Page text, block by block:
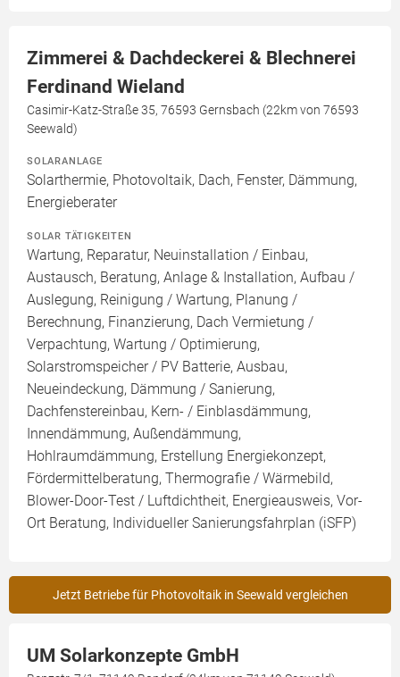
Zimmerei & Dachdeckerei & Blechnerei
Ferdinand Wieland
Casimir-Katz-Straße 35, 76593 Gernsbach (22km von 76593
Seewald)
SOLARANLAGE
Solarthermie, Photovoltaik, Dach, Fenster, Dämmung,
Energieberater
SOLAR TÄTIGKEITEN
Wartung, Reparatur, Neuinstallation / Einbau,
Austausch, Beratung, Anlage & Installation, Aufbau /
Auslegung, Reinigung / Wartung, Planung /
Berechnung, Finanzierung, Dach Vermietung /
Verpachtung, Wartung / Optimierung,
Solarstromspeicher / PV Batterie, Ausbau,
Neueindeckung, Dämmung / Sanierung,
Dachfenstereinbau, Kern- / Einblasdämmung,
Innendämmung, Außendämmung,
Hohlraumdämmung, Erstellung Energiekonzept,
Fördermittelberatung, Thermografie / Wärmebild,
Blower-Door-Test / Luftdichtheit, Energieausweis, Vor-
Ort Beratung, Individueller Sanierungsfahrplan (iSFP)
Jetzt Betriebe für Photovoltaik in Seewald vergleichen
UM Solarkonzepte GmbH